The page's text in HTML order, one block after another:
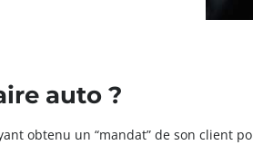
auto ?
obtenu un “mandat” de son client